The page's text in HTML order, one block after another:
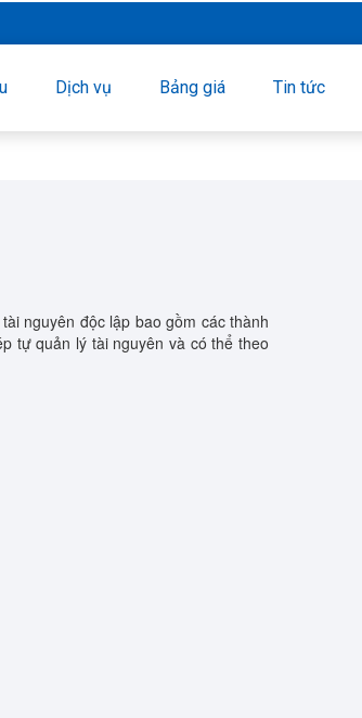
Dịch vụ Bảng giá Tin tức
nguyên độc lập bao gồm các thành
tự quản lý tài nguyên và có thể theo